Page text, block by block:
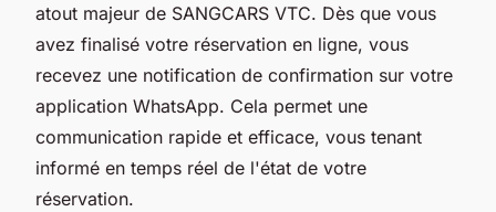
atout majeur de SANGCARS VTC. Dès que vous
avez finalisé votre réservation en ligne, vous
recevez une notification de confirmation sur votre
application WhatsApp. Cela permet une
communication rapide et efficace, vous tenant
informé en temps réel de l'état de votre
réservation.